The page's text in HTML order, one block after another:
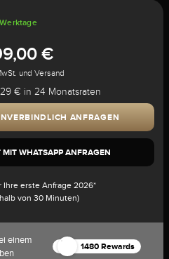
Werktage
€
und Versand
€ in 24 Monatsraten
ANFRAGEN
MIT WHATSAPP ANFRAGEN
Ihre erste Anfrage 2026*
von 30 Minuten)
einem
1480 Rewards